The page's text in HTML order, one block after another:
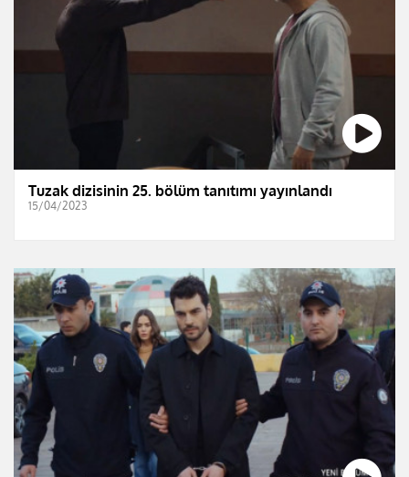
Tuzak dizisinin 25. bölüm tanıtımı yayınlandı
15/04/2023